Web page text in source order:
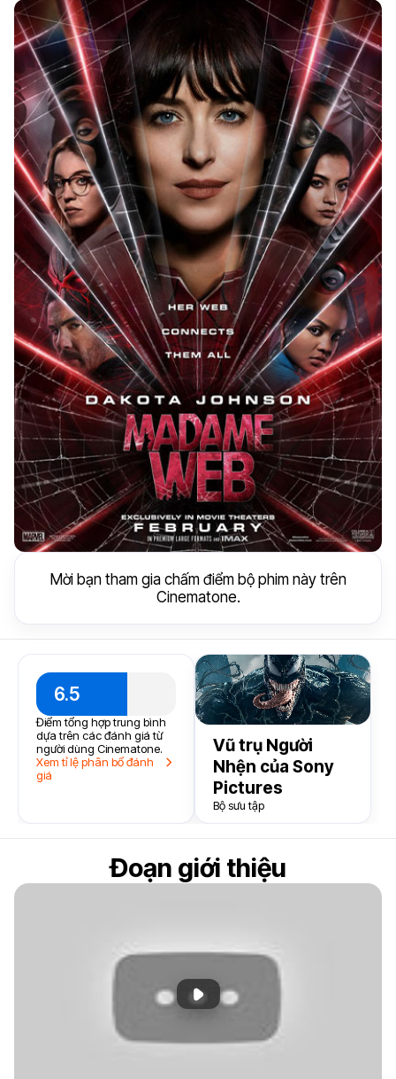
Mời bạn tham gia chấm điểm bộ phim này trên
Cinematone.
6.5
Điểm tổng hợp trung bình
dựa trên các đánh giá từ
người dùng Cinematone.
Xem tỉ lệ phân bổ đánh
giá
Vũ trụ Người
Nhện của Sony
Pictures
Bộ sưu tập
Đoạn giới thiệu
Phát đoạn giới thiệu